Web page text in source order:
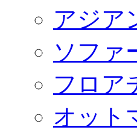
アジア
ソファ
フロア
オット